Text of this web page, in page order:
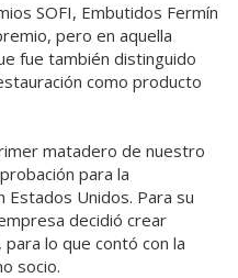
SOFI, Embutidos Fermín
pero en aquella
fue también distinguido
como producto
matadero de nuestro
para la
Unidos. Para su
decidió crear
para lo que contó con la
socio.